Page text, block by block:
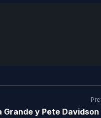
Grande y Pete